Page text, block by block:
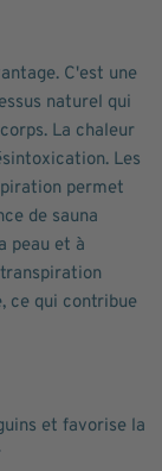
C'est une
naturel qui
La chaleur
Les
permet
de sauna
peau et à
ce qui contribue
et favorise la